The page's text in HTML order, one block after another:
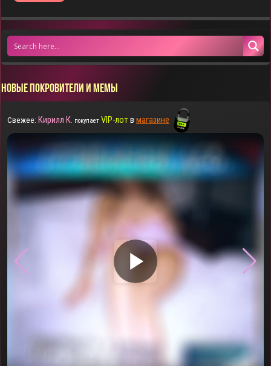
НОВЫЕ ПОКРОВИТЕЛИ И МЕМЫ
Свежее: Кирилл К. покупает VIP-лотвмагазине
▶